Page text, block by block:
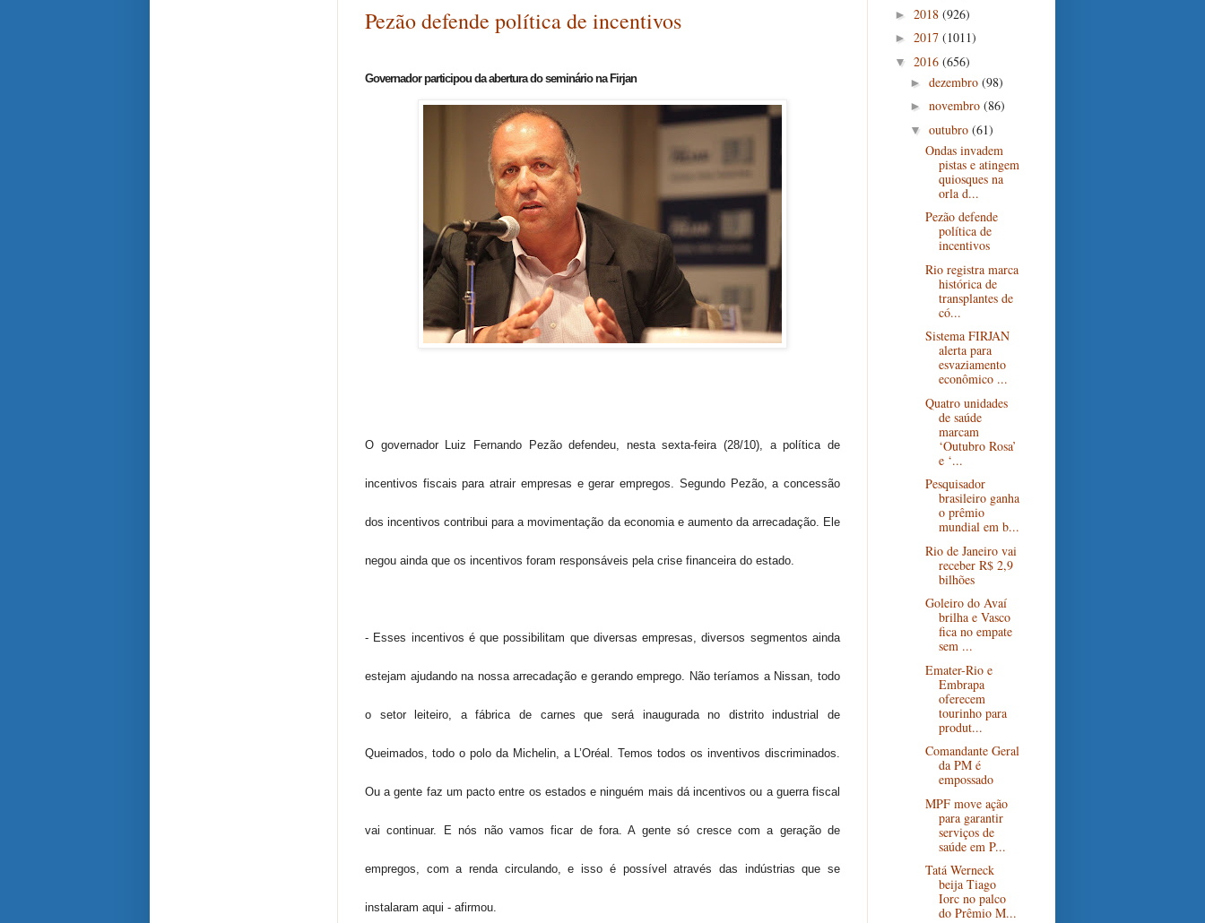
Pezão defende política de incentivos
Governador participou da abertura do seminário na Firjan
O governador Luiz Fernando Pezão defendeu, nesta sexta-feira (28/10), a política de
incentivos fiscais para atrair empresas e gerar empregos. Segundo Pezão, a concessão
dos incentivos contribui para a movimentação da economia e aumento da arrecadação. Ele
negou ainda que os incentivos foram responsáveis pela crise financeira do estado.
- Esses incentivos é que possibilitam que diversas empresas, diversos segmentos ainda
estejam ajudando na nossa arrecadação e gerando emprego. Não teríamos a Nissan, todo
o setor leiteiro, a fábrica de carnes que será inaugurada no distrito industrial de
Queimados, todo o polo da Michelin, a L’Oréal. Temos todos os inventivos discriminados.
Ou a gente faz um pacto entre os estados e ninguém mais dá incentivos ou a guerra fiscal
vai continuar. E nós não vamos ficar de fora. A gente só cresce com a geração de
empregos, com a renda circulando, e isso é possível através das indústrias que se
instalaram aqui - afirmou.
► 2018 (926)
► 2017 (1011)
▼ 2016 (656)
► dezembro (98)
► novembro (86)
▼ outubro (61)
Ondas invadem
pistas e atingem
quiosques na
orla d...
Pezão defende
política de
incentivos
Rio registra marca
histórica de
transplantes de
có...
Sistema FIRJAN
alerta para
esvaziamento
econômico ...
Quatro unidades
de saúde
marcam
‘Outubro Rosa’
e ‘...
Pesquisador
brasileiro ganha
o prêmio
mundial em b...
Rio de Janeiro vai
receber R$ 2,9
bilhões
Goleiro do Avaí
brilha e Vasco
fica no empate
sem ...
Emater-Rio e
Embrapa
oferecem
tourinho para
produt...
Comandante Geral
da PM é
empossado
MPF move ação
para garantir
serviços de
saúde em P...
Tatá Werneck
beija Tiago
Iorc no palco
do Prêmio M...